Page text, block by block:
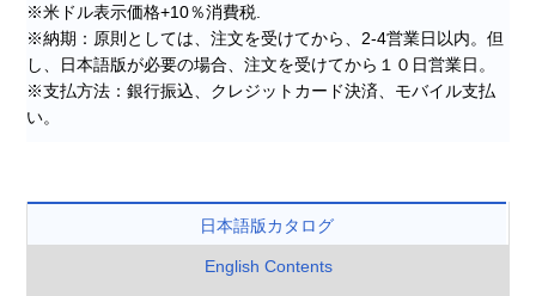
※米ドル表示価格+10％消費税.
※納期：原則としては、注文を受けてから、2-4営業日以内。但
し、日本語版が必要の場合、注文を受けてから１０日営業日。
※支払方法：銀行振込、クレジットカード決済、モバイル支払
い。
日本語版カタログ
English Contents